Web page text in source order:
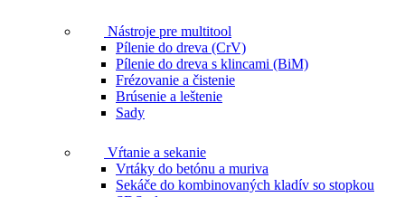
Nástroje pre multitool
Pílenie do dreva (CrV)
Pílenie do dreva s klincami (BiM)
Frézovanie a čistenie
Brúsenie a leštenie
Sady
Vŕtanie a sekanie
Vrtáky do betónu a muriva
Sekáče do kombinovaných kladív so stopkou